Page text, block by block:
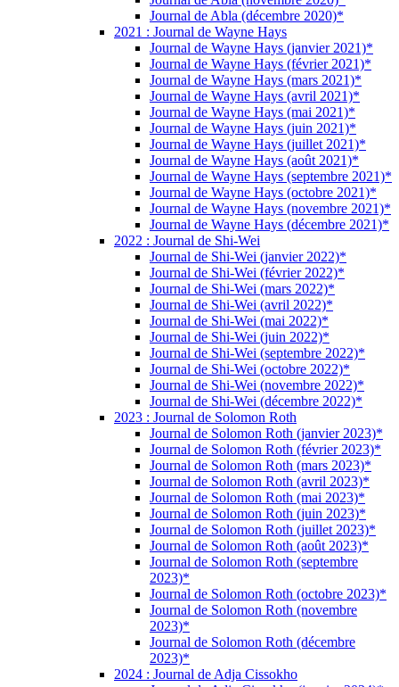
Journal de Abla (décembre 2020)*
2021 : Journal de Wayne Hays
Journal de Wayne Hays (janvier 2021)*
Journal de Wayne Hays (février 2021)*
Journal de Wayne Hays (mars 2021)*
Journal de Wayne Hays (avril 2021)*
Journal de Wayne Hays (mai 2021)*
Journal de Wayne Hays (juin 2021)*
Journal de Wayne Hays (juillet 2021)*
Journal de Wayne Hays (août 2021)*
Journal de Wayne Hays (septembre 2021)*
Journal de Wayne Hays (octobre 2021)*
Journal de Wayne Hays (novembre 2021)*
Journal de Wayne Hays (décembre 2021)*
2022 : Journal de Shi-Wei
Journal de Shi-Wei (janvier 2022)*
Journal de Shi-Wei (février 2022)*
Journal de Shi-Wei (mars 2022)*
Journal de Shi-Wei (avril 2022)*
Journal de Shi-Wei (mai 2022)*
Journal de Shi-Wei (juin 2022)*
Journal de Shi-Wei (septembre 2022)*
Journal de Shi-Wei (octobre 2022)*
Journal de Shi-Wei (novembre 2022)*
Journal de Shi-Wei (décembre 2022)*
2023 : Journal de Solomon Roth
Journal de Solomon Roth (janvier 2023)*
Journal de Solomon Roth (février 2023)*
Journal de Solomon Roth (mars 2023)*
Journal de Solomon Roth (avril 2023)*
Journal de Solomon Roth (mai 2023)*
Journal de Solomon Roth (juin 2023)*
Journal de Solomon Roth (juillet 2023)*
Journal de Solomon Roth (août 2023)*
Journal de Solomon Roth (septembre
2023)*
Journal de Solomon Roth (octobre 2023)*
Journal de Solomon Roth (novembre
2023)*
Journal de Solomon Roth (décembre
2023)*
2024 : Journal de Adja Cissokho